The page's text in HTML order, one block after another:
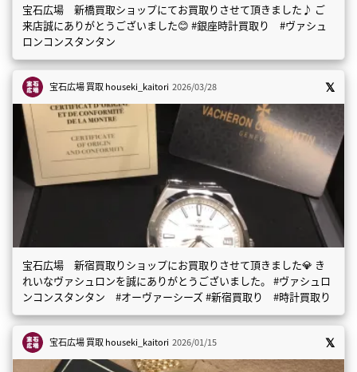
宝石広場 新橋買取ショップにてお買取りさせて頂きました♪ ご
来店誠にありがとうございました😊 #銀座時計買取り #ヴァシュ
ロンコンスタンタン
宝石広場 買取houseki_kaitori 2026/03/28
宝石広場 新宿買取りショップにお買取りさせて頂きました💎 き
れいなヴァシュロンを誠にありがとうございました。 #ヴァシュロ
ンコンスタンタン #オーヴァーシーズ #新宿買取り #時計買取り
宝石広場 買取houseki_kaitori 2026/01/15